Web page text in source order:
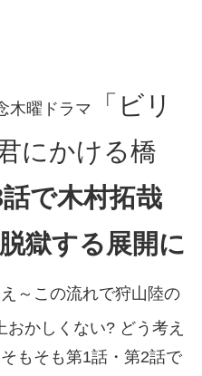
木曜ドラマ
「ビリ
にかける橋
で木村拓哉
獄する展開に
え～この流れで狩山陸の
かしくない? どう考え
もそも第1話・第2話で